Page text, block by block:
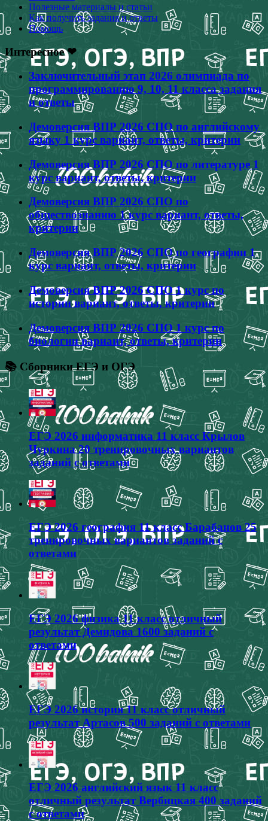
Полезные материалы и статьи
Как получить задания и ответы
Помощь
Интересное ❤
Заключительный этап 2026 олимпиада по
программированию 9, 10, 11 класса задания
и ответы
Демоверсия ВПР 2026 СПО по английскому
языку 1 курс вариант, ответы, критерии
Демоверсия ВПР 2026 СПО по литературе 1
курс вариант, ответы, критерии
Демоверсия ВПР 2026 СПО по
обществознанию 1 курс вариант, ответы,
критерии
Демоверсия ВПР 2026 СПО по географии 1
курс вариант, ответы, критерии
Демоверсия ВПР 2026 СПО 1 курс по
истории вариант, ответы, критерии
Демоверсия ВПР 2026 СПО 1 курс по
биологии вариант, ответы, критерии
📚 Сборники ЕГЭ и ОГЭ
ЕГЭ 2026 информатика 11 класс Крылов
Чуркина 20 тренировочных вариантов
заданий с ответами
ЕГЭ 2026 география 11 класс Барабанов 25
тренировочных вариантов заданий с
ответами
ЕГЭ 2026 физика 11 класс отличный
результат Демидова 1600 заданий с
ответами
ЕГЭ 2026 история 11 класс отличный
результат Артасов 500 заданий с ответами
ЕГЭ 2026 английский язык 11 класс
отличный результат Вербицкая 400 заданий
с ответами